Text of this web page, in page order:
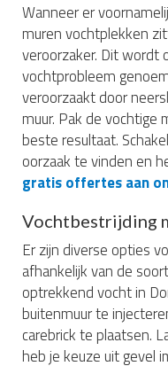
Wanneer er
muren vochtplekken
veroorzaker. Dit wordt
vochtprobleem
veroorzaakt door
muur. Pak de vochtige
beste resultaat.
oorzaak te vinden en
gratis offertes aan
Vochtbestrijding
Er zijn diverse opties
afhankelijk van de
optrekkend vocht in
buitenmuur te
carebrick te plaatsen.
heb je keuze uit gevel